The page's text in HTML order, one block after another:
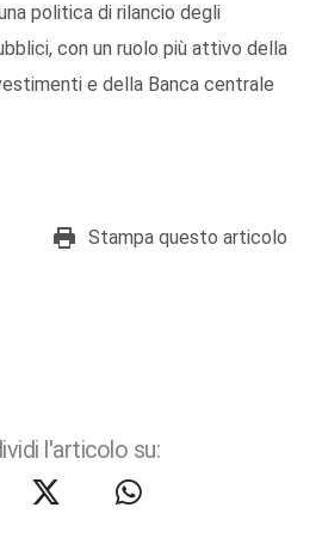
politica di rilancio degli
con un ruolo più attivo della
e della Banca centrale
Stampa questo articolo
l'articolo su: